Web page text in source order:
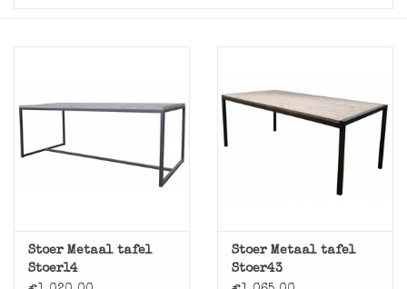
Stoer Metaal tafel
Stoer14
Stoer Metaal tafel
Stoer43